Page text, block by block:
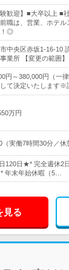
験歓迎】■大卒以上
職は、営業、ホテ
！◎
中央区赤坂1-16-10
業所 【変更の範囲】
円～380,000円（一
て決定いたします※
万円
（実働7時間30分／
120日★* 完全週休2
* 年末年始休暇（5…
見る